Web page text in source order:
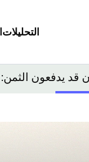
التحليلات
قد يدفعون